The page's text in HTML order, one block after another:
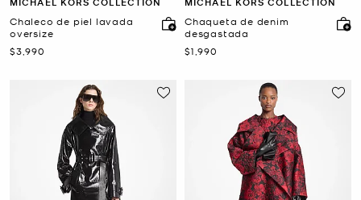
Chaleco de piel lavada
oversize
Ahora
$3,990
Chaqueta de denim
desgastada
Ahora
$1,990